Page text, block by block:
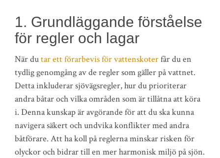
1. Grundläggande förståelse
för regler och lagar
När dutar ett förarbevis för vattenskoterfår du en
tydlig genomgång av de regler som gäller på vattnet.
Detta inkluderar sjövägsregler, hur du prioriterar
andra båtar och vilka områden som är tillåtna att köra
i. Denna kunskap är avgörande för att du ska kunna
navigera säkert och undvika konflikter med andra
båtförare. Att ha koll på reglerna minskar risken för
olyckor och bidrar till en mer harmonisk miljö på sjön.